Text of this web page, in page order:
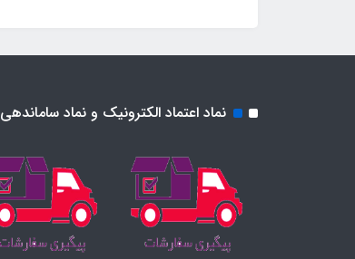
نماد اعتماد الکترونیک و نماد ساماندهی